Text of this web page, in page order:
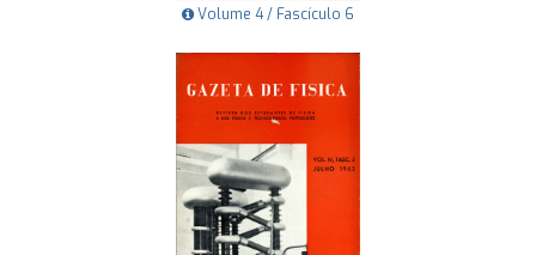
Volume 4 / Fascículo 6